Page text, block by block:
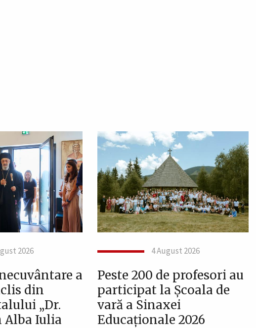
2026
a
din
„Dr.
Alba Iulia
4 August 2026
Peste 200 de profesori au
participat la Școala de
vară a Sinaxei
Educaționale 2026